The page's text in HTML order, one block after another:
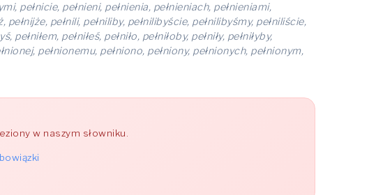
pełnicie, pełnieni, pełnienia, pełnieniach, pełnieniami,
pełnijże, pełnili, pełniliby, pełnilibyście, pełnilibyśmy, pełniliście,
pełniłem, pełniłeś, pełniło, pełniłoby, pełniły, pełniłyby,
pełnionemu, pełniono, pełniony, pełnionych, pełnionym,
w naszym słowniku.